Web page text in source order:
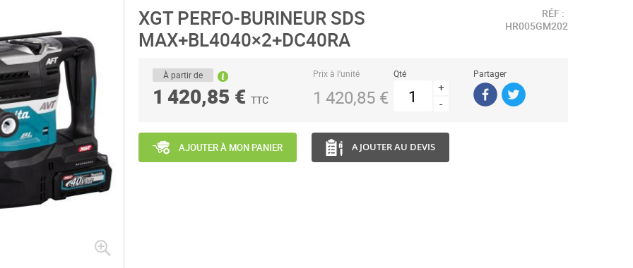
XGT PERFO-BURINEUR SDS
MAX+BL4040×2+DC40RA
RÉF :
HR005GM202
À partir de
1 420,85 € TTC
Prix à l’unité
1 420,85 €
Qté
+
-
Partager
AJOUTER À MON PANIER AJOUTER AU DEVIS